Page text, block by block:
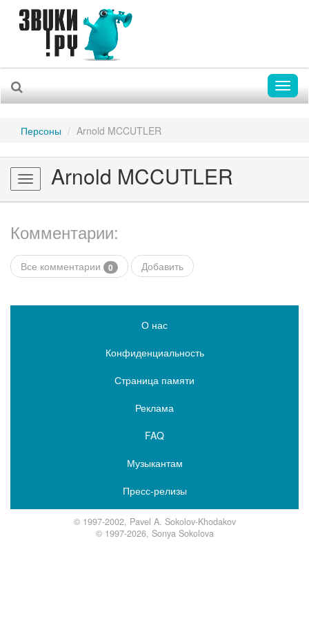
Персоны Arnold MCCUTLER
Toggle
navigation
Arnold MCCUTLER
Комментарии:
Все комментарии 0 Добавить
О нас
Конфиденциальность
Страница памяти
Реклама
FAQ
Музыкантам
Пресс-релизы
© 1997-2002, Pavel A. Sokolov-Khodakov
© 1997-2026, Sonya Sokolova